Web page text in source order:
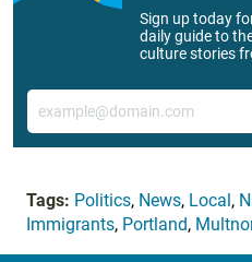
Sign up today
daily guide to
culture stories
Email
Tags: Politics, News, Local,
Immigrants, Portland,